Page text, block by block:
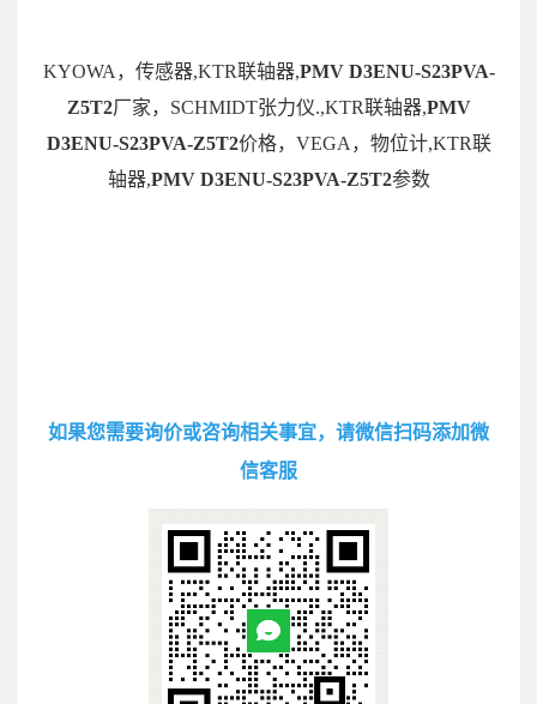
KYOWA，传感器,KTR联轴器,PMV D3ENU-S23PVA-
Z5T2厂家，SCHMIDT张力仪.,KTR联轴器,PMV
D3ENU-S23PVA-Z5T2价格，VEGA，物位计,KTR联
轴器,PMV D3ENU-S23PVA-Z5T2参数
如果您需要询价或咨询相关事宜，请微信扫码添加微
信客服